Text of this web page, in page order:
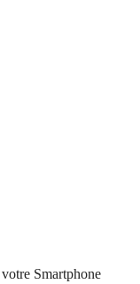
Smartphone